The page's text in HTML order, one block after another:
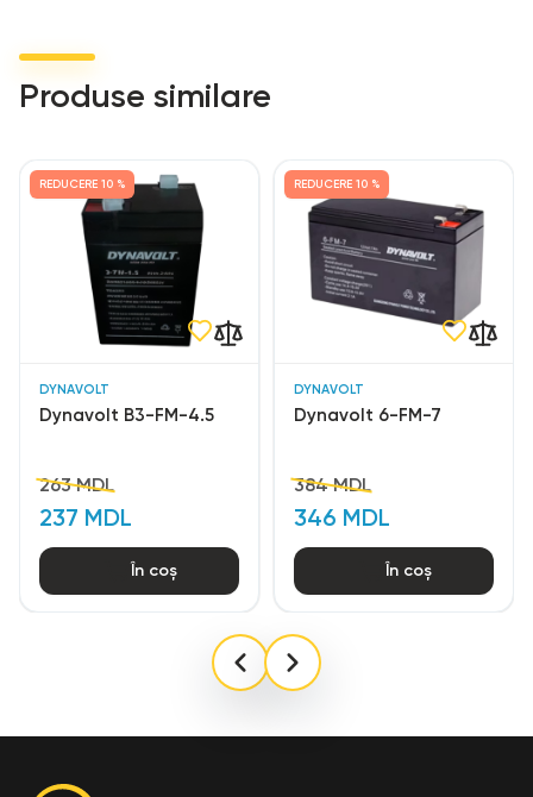
Produse similare
DYNAVOLT
Dynavolt В3-FM-4.5
263 MDL
237 MDL
REDUCERE 10 %
În coș
DYNAVOLT
Dynavolt 6-FM-7
384 MDL
346 MDL
REDUCERE 10 %
În coș